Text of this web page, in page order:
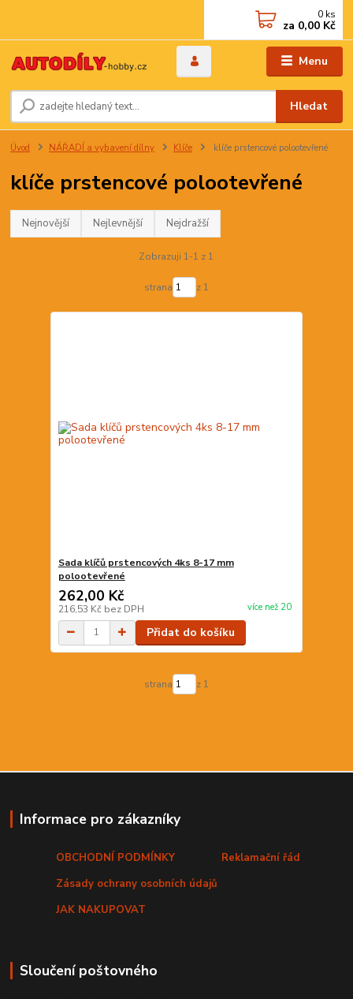
Menu
Hledat
0 ks
za 0,00 Kč
Úvod NÁŘADÍ a vybavení dílny Klíče klíče prstencové polootevřené
klíče prstencové polootevřené
Nejnovější Nejlevnější Nejdražší
Zobrazuji 1-1 z 1
strana z 1
Sada klíčů prstencových 4ks 8-17 mm
polootevřené
262,00 Kč
216,53 Kč bez DPH více než 20
Přidat do košíku
strana z 1
Informace pro zákazníky
OBCHODNÍ PODMÍNKY
Reklamační řád
Zásady ochrany osobních údajů
JAK NAKUPOVAT
Sloučení poštovného